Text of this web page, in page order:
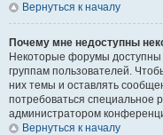
Вернуться к началу
Почему мне недоступны
Некоторые форумы доступны
группам пользователей.
них темы и оставлять
потребоваться специальное
администратором
Вернуться к началу